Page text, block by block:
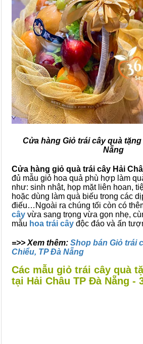
Cửa hàng Giỏ trái cây quà
Nẵng
Cửa hàng giỏ quà trái cây Hải
đủ mẫu giỏ hoa quả phù hợp làm
như: sinh nhật, họp mặt liên hoan,
hoặc dùng làm quà biếu trong các
điếu…Ngoài ra chúng tối còn có
cây vừa sang trọng vừa gọn nhẹ,
mẫu hoa trái cây độc đáo và ấn
=>> Xem thêm: Shop bán Giỏ trái
Chiểu, TP Đà Nẵng
Các mẫu giỏ trái cây quà
tại Hải Châu TP Đà Nẵng -